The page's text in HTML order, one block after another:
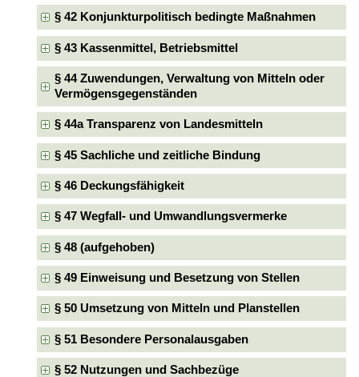
§ 42 Konjunkturpolitisch bedingte Maßnahmen
§ 43 Kassenmittel, Betriebsmittel
§ 44 Zuwendungen, Verwaltung von Mitteln oder
Vermögensgegenständen
§ 44a Transparenz von Landesmitteln
§ 45 Sachliche und zeitliche Bindung
§ 46 Deckungsfähigkeit
§ 47 Wegfall- und Umwandlungsvermerke
§ 48 (aufgehoben)
§ 49 Einweisung und Besetzung von Stellen
§ 50 Umsetzung von Mitteln und Planstellen
§ 51 Besondere Personalausgaben
§ 52 Nutzungen und Sachbezüge